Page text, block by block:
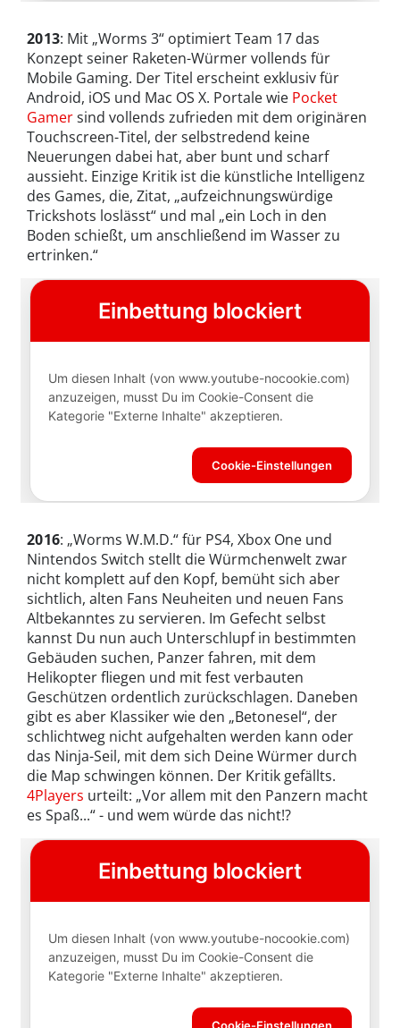
2013: Mit „Worms 3“ optimiert Team 17 das
Konzept seiner Raketen-Würmer vollends für
Mobile Gaming. Der Titel erscheint exklusiv für
Android, iOS und Mac OS X. Portale wie Pocket
Gamersind vollends zufrieden mit dem originären
Touchscreen-Titel, der selbstredend keine
Neuerungen dabei hat, aber bunt und scharf
aussieht. Einzige Kritik ist die künstliche Intelligenz
des Games, die, Zitat, „aufzeichnungswürdige
Trickshots loslässt“ und mal „ein Loch in den
Boden schießt, um anschließend im Wasser zu
ertrinken.“
2016: „Worms W.M.D.“ für PS4, Xbox One und
Nintendos Switch stellt die Würmchenwelt zwar
nicht komplett auf den Kopf, bemüht sich aber
sichtlich, alten Fans Neuheiten und neuen Fans
Altbekanntes zu servieren. Im Gefecht selbst
kannst Du nun auch Unterschlupf in bestimmten
Gebäuden suchen, Panzer fahren, mit dem
Helikopter fliegen und mit fest verbauten
Geschützen ordentlich zurückschlagen. Daneben
gibt es aber Klassiker wie den „Betonesel“, der
schlichtweg nicht aufgehalten werden kann oder
das Ninja-Seil, mit dem sich Deine Würmer durch
die Map schwingen können. Der Kritik gefällts.
4Players urteilt: „Vor allem mit den Panzern macht
es Spaß...“ - und wem würde das nicht!?